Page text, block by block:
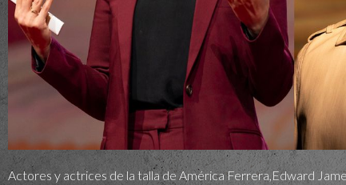
Actores y actrices de la talla de América Ferrera,Edward